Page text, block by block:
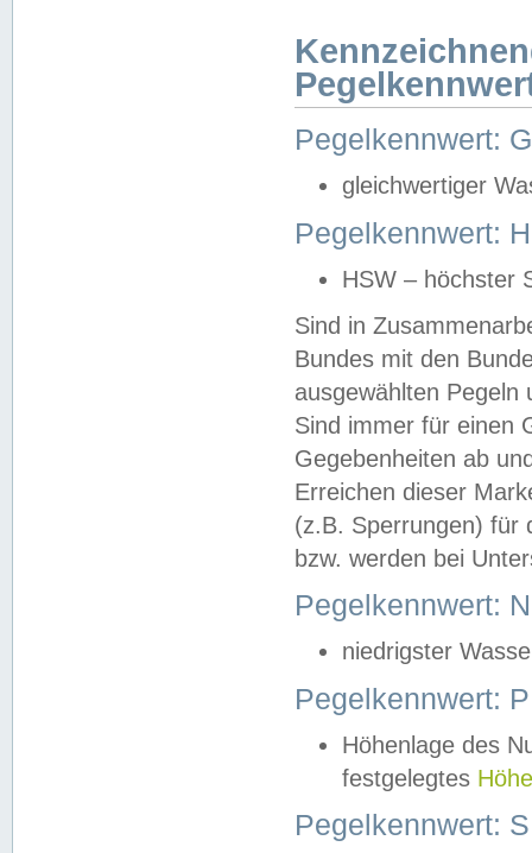
Pegelkennwert:
gleichwertiger
Pegelkennwert:
HSW – höchster
Sind in
Bundes mit den
ausgewählten
Sind immer für einen
Gegebenheiten ab
Erreichen dieser
(z.B. Sperrungen) für
bzw. werden bei
Pegelkennwert:
niedrigster
Pegelkennwert:
Höhenlage des
festgelegtes
Pegelkennwert: